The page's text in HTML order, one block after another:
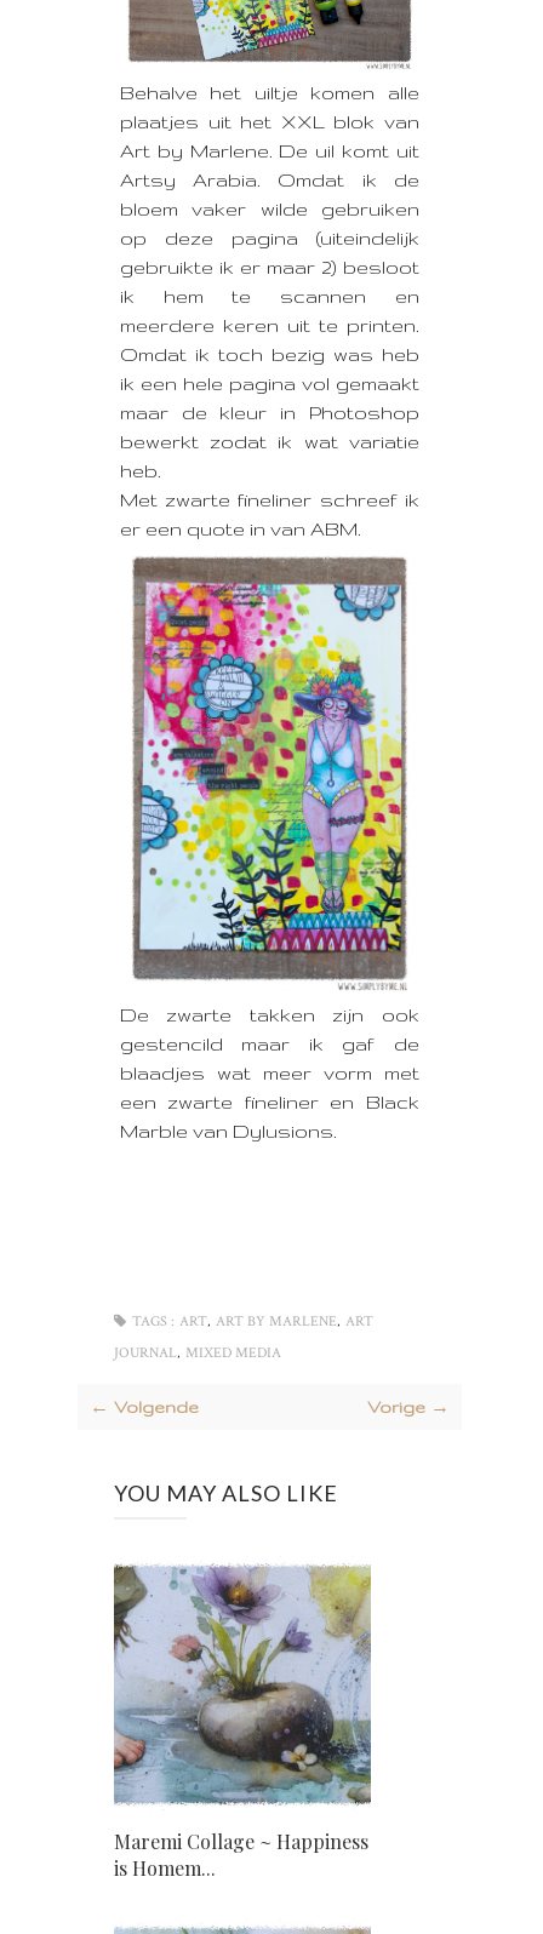
Behalve het uiltje komen alle
plaatjes uit het XXL blok van
Art by Marlene. De uil komt uit
Artsy Arabia. Omdat ik de
bloem vaker wilde gebruiken
op deze pagina (uiteindelijk
gebruikte ik er maar 2) besloot
ik hem te scannen en
meerdere keren uit te printen.
Omdat ik toch bezig was heb
ik een hele pagina vol gemaakt
maar de kleur in Photoshop
bewerkt zodat ik wat variatie
heb.
Met zwarte fineliner schreef ik
er een quote in van ABM.
De zwarte takken zijn ook
gestencild maar ik gaf de
blaadjes wat meer vorm met
een zwarte fineliner en Black
Marble van Dylusions.
TAGS : ART, ART BY MARLENE, ART
JOURNAL, MIXED MEDIA
← Volgende Vorige →
YOU MAY ALSO LIKE
Maremi Collage ~ Happiness
is Homem...